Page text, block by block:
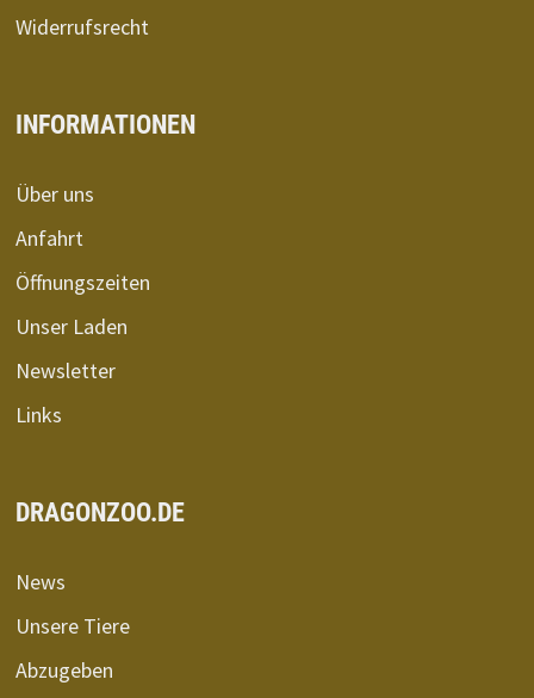
Widerrufsrecht
INFORMATIONEN
Über uns
Anfahrt
Öffnungszeiten
Unser Laden
Newsletter
Links
DRAGONZOO.DE
News
Unsere Tiere
Abzugeben